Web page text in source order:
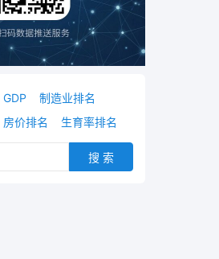
GDP
制造业排名
房价排名 生育率排名
搜 索